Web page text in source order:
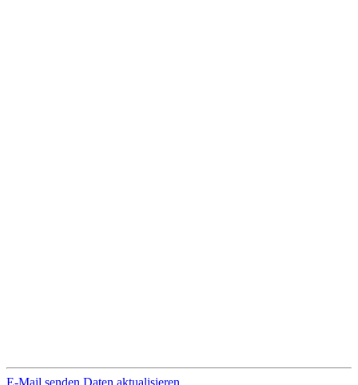
E-Mail senden Daten aktualisieren